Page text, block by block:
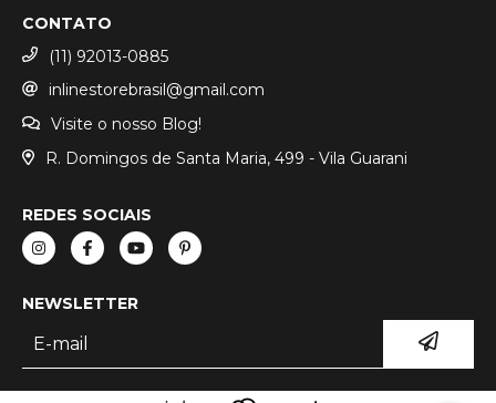
CONTATO
(11) 92013-0885
inlinestorebrasil@gmail.com
Visite o nosso Blog!
R. Domingos de Santa Maria, 499 - Vila Guarani
REDES SOCIAIS
NEWSLETTER